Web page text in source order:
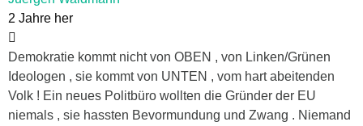
2 Jahre her
Demokratie kommt nicht von OBEN , von Linken/Grünen
Ideologen , sie kommt von UNTEN , vom hart abeitenden
Volk ! Ein neues Politbüro wollten die Gründer der EU
niemals , sie hassten Bevormundung und Zwang . Niemand